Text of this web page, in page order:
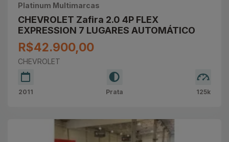
Platinum Multimarcas
CHEVROLET Zafira 2.0 4P FLEX
EXPRESSION 7 LUGARES AUTOMÁTICO
R$42.900,00
CHEVROLET
2011 Prata 125k